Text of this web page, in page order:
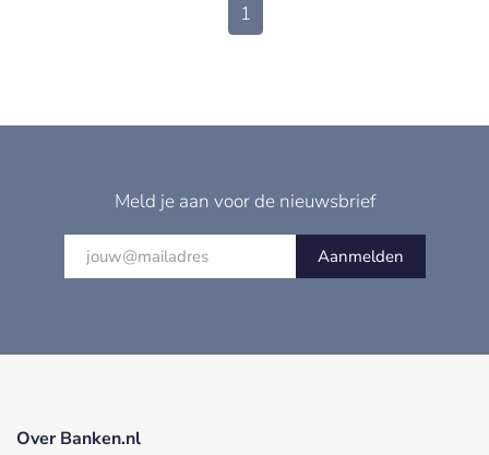
1
Meld je aan voor de nieuwsbrief
Aanmelden
Over Banken.nl